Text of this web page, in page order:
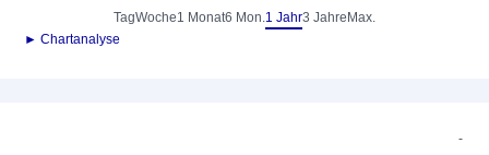
TagWoche1 Monat6 Mon.1 Jahr3 Jahre Max.
► Chartanalyse
-